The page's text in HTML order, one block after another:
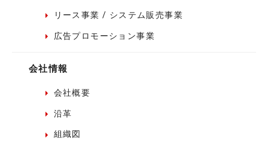
リース事業 / システム販売事業
広告プロモーション事業
会社情報
会社概要
沿革
組織図